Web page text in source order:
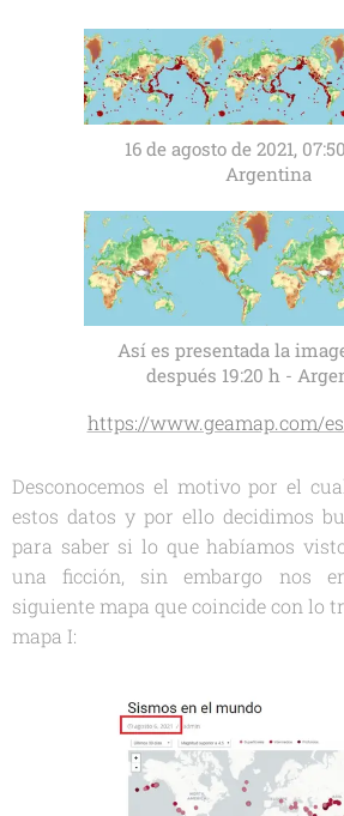
‎16‎ de ‎agosto‎ de ‎2021, ‏‎07:50:55 p.m.
Argentina
Así es presentada la
después 19:20 h -
https://www.geamap.com/
Desconocemos el motivo por el
estos datos y por ello decidimos
para saber si lo que habíamos
una ficción, sin embargo nos
siguiente mapa que coincide con lo
mapa I: